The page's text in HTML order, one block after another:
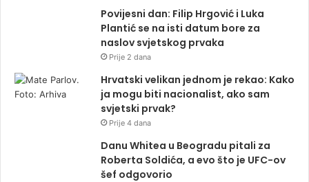
Povijesni dan: Filip Hrgović i Luka
Plantić se na isti datum bore za
naslov svjetskog prvaka
Prije 2 dana
Hrvatski velikan jednom je rekao: Kako
ja mogu biti nacionalist, ako sam
svjetski prvak?
Prije 4 dana
Danu Whitea u Beogradu pitali za
Roberta Soldića, a evo što je UFC-ov
šef odgovorio